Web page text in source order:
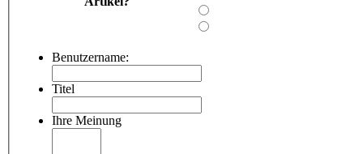
Benutzername:
Titel
Ihre Meinung